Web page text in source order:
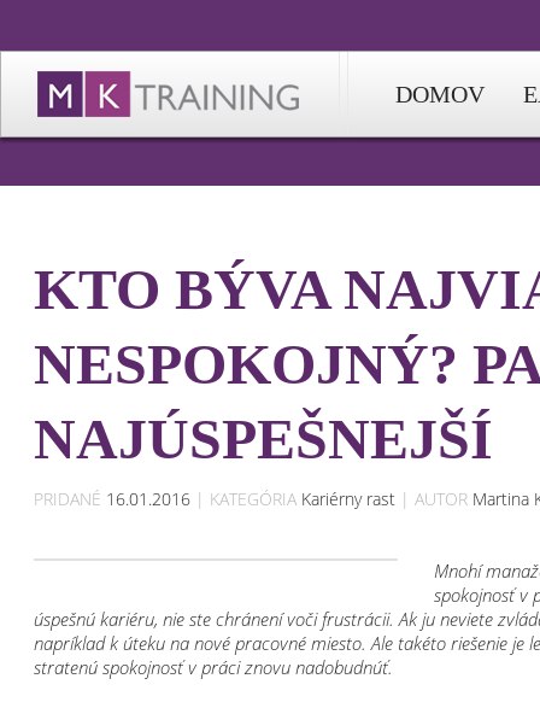
DOMOV
KTO BÝVA
NESPOKOJNÝ?
NAJÚSPEŠNEJŠÍ
PRIDANÉ 16.01.2016 | KATEGÓRIA Kariérny rast | AUTOR Martina
Mnohí
spokojnosť v
úspešnú kariéru, nie ste chránení voči frustrácii. Ak ju neviete
napríklad k úteku na nové pracovné miesto. Ale takéto riešenie je
stratenú spokojnosť v práci znovu nadobudnúť.